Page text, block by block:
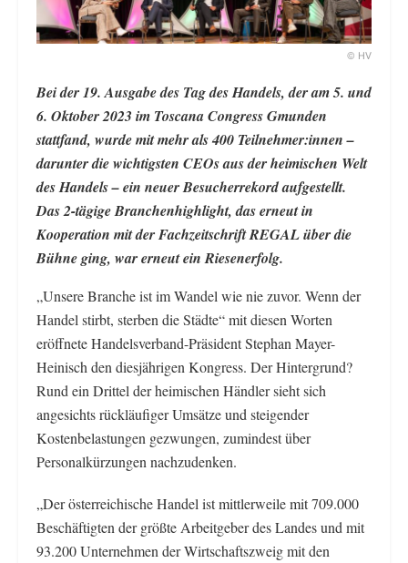
© HV
Bei der 19. Ausgabe des Tag des Handels, der am 5. und
6. Oktober 2023 im Toscana Congress Gmunden
stattfand, wurde mit mehr als 400 Teilnehmer:innen –
darunter die wichtigsten CEOs aus der heimischen Welt
des Handels – ein neuer Besucherrekord aufgestellt.
Das 2-tägige Branchenhighlight, das erneut in
Kooperation mit der Fachzeitschrift REGAL über die
Bühne ging, war erneut ein Riesenerfolg.
„Unsere Branche ist im Wandel wie nie zuvor. Wenn der
Handel stirbt, sterben die Städte“ mit diesen Worten
eröffnete Handelsverband-Präsident Stephan Mayer-
Heinisch den diesjährigen Kongress. Der Hintergrund?
Rund ein Drittel der heimischen Händler sieht sich
angesichts rückläufiger Umsätze und steigender
Kostenbelastungen gezwungen, zumindest über
Personalkürzungen nachzudenken.
„Der österreichische Handel ist mittlerweile mit 709.000
Beschäftigten der größte Arbeitgeber des Landes und mit
93.200 Unternehmen der Wirtschaftszweig mit den